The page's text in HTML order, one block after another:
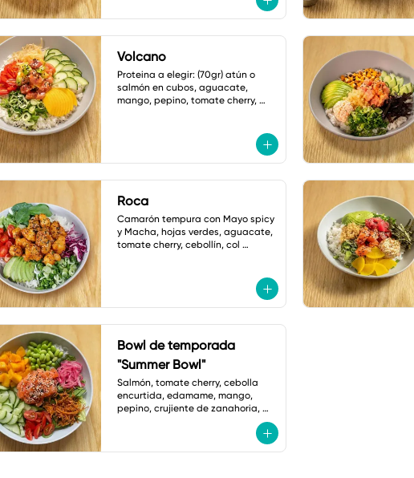
Volcano
Proteina a elegir: (70gr) atún o
salmón en cubos, aguacate,
mango, pepino, tomate cherry,
Roca
Camarón tempura con Mayo spicy
y Macha, hojas verdes, aguacate,
tomate cherry, cebollín, col
Bowl de temporada
"Summer Bowl"
Salmón, tomate cherry, cebolla
encurtida, edamame, mango,
pepino, crujiente de zanahoria,
ajonjolí y vinagreta de zanahoria